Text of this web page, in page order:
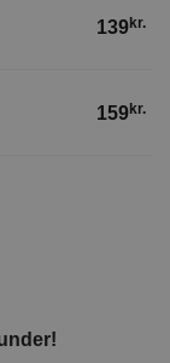
139kr.
159kr.